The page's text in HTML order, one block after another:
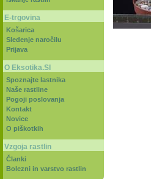
E-trgovina
Košarica
Sledenje naročilu
Prijava
O Eksotika.SI
Spoznajte lastnika
Naše rastline
Pogoji poslovanja
Kontakt
Novice
O piškotkih
Vzgoja rastlin
Članki
Bolezni in varstvo rastlin